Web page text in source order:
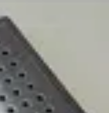
Techniques